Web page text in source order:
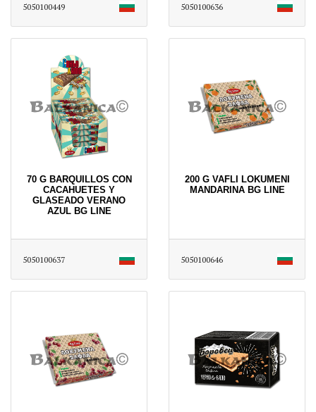
5050100449 5050100636
70 G BARQUILLOS CON
CACAHUETES Y
GLASEADO VERANO
AZUL BG LINE
5050100637
200 G VAFLI LOKUMENI
MANDARINA BG LINE
5050100646